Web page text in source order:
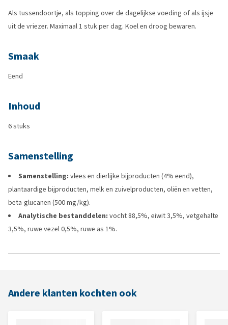
Als tussendoortje, als topping over de dagelijkse voeding of als ijsje
uit de vriezer. Maximaal 1 stuk per dag. Koel en droog bewaren.
Smaak
Eend
Inhoud
6 stuks
Samenstelling
Samenstelling: vlees en dierlijke bijproducten (4% eend),
plantaardige bijproducten, melk en zuivelproducten, oliën en vetten,
beta-glucanen (500 mg/kg).
Analytische bestanddelen: vocht 88,5%, eiwit 3,5%, vetgehalte
3,5%, ruwe vezel 0,5%, ruwe as 1%.
Andere klanten kochten ook